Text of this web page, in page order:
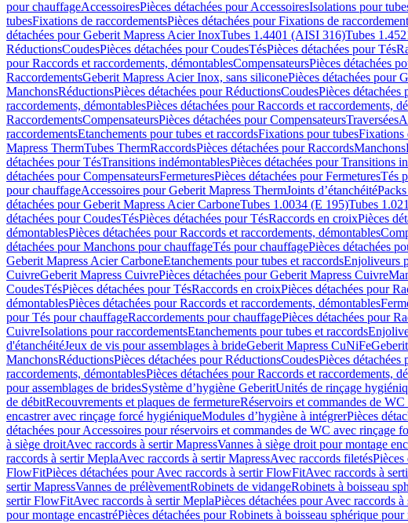
pour chauffageAccessoiresPièces détachées pour AccessoiresIsolations pour
tubesFixations de raccordementsPièces détachées pour Fixations de
détachées pour Geberit Mapress Acier InoxTubes 1.4401 (AISI 316)Tubes
RéductionsCoudesPièces détachées pour CoudesTésPièces détachées pour Tés
pour Raccords et raccordements, démontablesCompensateursPièces détachées
RaccordementsGeberit Mapress Acier Inox, sans siliconePièces détachées pour
ManchonsRéductionsPièces détachées pour RéductionsCoudesPièces détachées
raccordements, démontablesPièces détachées pour Raccords et raccordements,
RaccordementsCompensateursPièces détachées pour CompensateursTraversées
raccordementsEtanchements pour tubes et raccordsFixations pour tubesFixations
Mapress ThermTubes ThermRaccordsPièces détachées pour RaccordsManchons
détachées pour TésTransitions indémontablesPièces détachées pour Transitions
détachées pour CompensateursFermeturesPièces détachées pour FermeturesTés
pour chauffageAccessoires pour Geberit Mapress ThermJoints d’étanchéité
détachées pour Geberit Mapress Acier CarboneTubes 1.0034 (E 195)Tubes
détachées pour CoudesTésPièces détachées pour TésRaccords en croixPièces
démontablesPièces détachées pour Raccords et raccordements, démontables
détachées pour Manchons pour chauffageTés pour chauffagePièces détachées
Geberit Mapress Acier CarboneEtanchements pour tubes et raccordsEnjoliveurs
CuivreGeberit Mapress CuivrePièces détachées pour Geberit Mapress Cuivre
CoudesTésPièces détachées pour TésRaccords en croixPièces détachées pour
démontablesPièces détachées pour Raccords et raccordements, démontables
pour Tés pour chauffageRaccordements pour chauffagePièces détachées pour
CuivreIsolations pour raccordementsEtanchements pour tubes et raccords
d'étanchéitéJeux de vis pour assemblages à brideGeberit Mapress CuNiFe
ManchonsRéductionsPièces détachées pour RéductionsCoudesPièces détachées
raccordements, démontablesPièces détachées pour Raccords et raccordements,
pour assemblages de bridesSystème d’hygiène GeberitUnités de rinçage
de débitRecouvrements et plaques de fermetureRéservoirs et commandes de
encastrer avec rinçage forcé hygiéniqueModules d’hygiène à intégrerPièces
détachées pour Accessoires pour réservoirs et commandes de WC avec rinçage
à siège droitAvec raccords à sertir MapressVannes à siège droit pour montage
raccords à sertir MeplaAvec raccords à sertir MapressAvec raccords filetésPièces
FlowFitPièces détachées pour Avec raccords à sertir FlowFitAvec raccords à
sertir MapressVannes de prélèvementRobinets de vidangeRobinets à boisseau
sertir FlowFitAvec raccords à sertir MeplaPièces détachées pour Avec raccords
pour montage encastréPièces détachées pour Robinets à boisseau sphérique pour